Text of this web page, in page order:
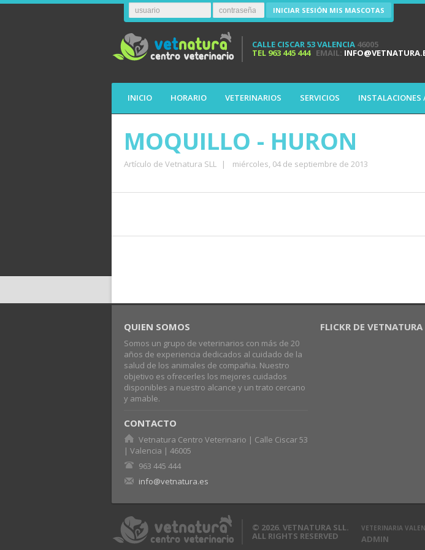
INICIAR SESIÓN MIS MASCOTAS
CALLE CISCAR 53 VALENCIA 46005
TEL 963 445 444EMAIL:
INICIO HORARIO VETERINARIOS SERVICIOS INSTALACIONES
MOQUILLO - HURON
Artículo de Vetnatura SLL | miércoles, 04 de septiembre de 2013
QUIEN SOMOS
Somos un grupo de veterinarios con más de 20
años de experiencia dedicados al cuidado de la
salud de los animales de compañia. Nuestro
objetivo es ofrecerles los mejores cuidados
disponibles a nuestro alcance y un trato cercano
y amable.
CONTACTO
Vetnatura Centro Veterinario | Calle Ciscar 53
| Valencia | 46005
963 445 444
info@vetnatura.es
FLICKR DE VETNATURA
© 2026. VETNATURA SLL.
ALL RIGHTS RESERVED
VETERINARIA
ADMIN